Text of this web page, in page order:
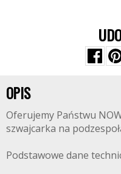
OPIS
Oferujemy Państwu
szwajcarka na
Podstawowe dane